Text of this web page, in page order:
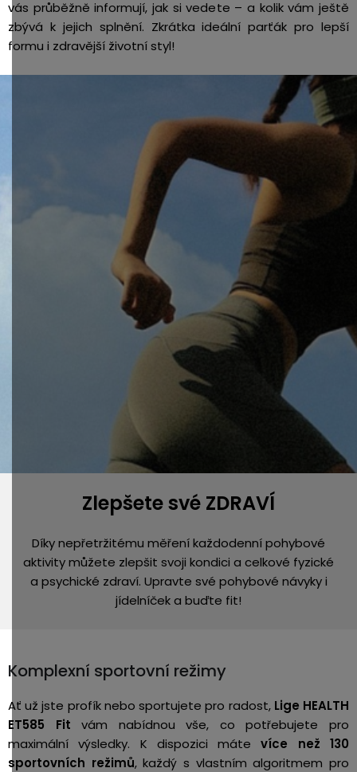
vás průběžně informují, jak si vedete – a kolik vám ještě
zbývá k jejich splnění. Zkrátka ideální parťák pro lepší
formu i zdravější životní styl!
Zlepšete své ZDRAVÍ
Díky nepřetržitému měření každodenní pohybové
aktivity můžete zlepšit svoji kondici a celkové fyzické
a psychické zdraví. Upravte své pohybové návyky i
jídelníček a buďte fit!
Komplexní sportovní režimy
Ať už jste profík nebo sportujete pro radost, Lige HEALTH
ET585 Fit vám nabídnou vše, co potřebujete pro
maximální výsledky. K dispozici mátevíce než 130
sportovních režimů, každý s vlastním algoritmem pro